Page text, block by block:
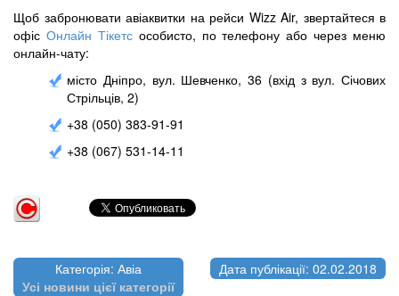
Щоб забронювати авіаквитки на рейси Wizz Air, звертайтеся в
офіс Онлайн Тікетсособисто, по телефону або через меню
онлайн-чату:
місто Дніпро, вул. Шевченко, 36 (вхід з вул. Січових
Стрільців, 2)
+38 (050) 383-91-91
+38 (067) 531-14-11
Категорія: Авіа
Усі новини цієї категорії
Дата публікації: 02.02.2018